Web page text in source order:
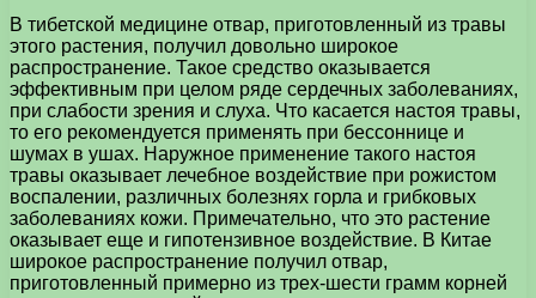
В тибетской медицине отвар, приготовленный из травы
этого растения, получил довольно широкое
распространение. Такое средство оказывается
эффективным при целом ряде сердечных заболеваниях,
при слабости зрения и слуха. Что касается настоя травы,
то его рекомендуется применять при бессоннице и
шумах в ушах. Наружное применение такого настоя
травы оказывает лечебное воздействие при рожистом
воспалении, различных болезнях горла и грибковых
заболеваниях кожи. Примечательно, что это растение
оказывает еще и гипотензивное воздействие. В Китае
широкое распространение получил отвар,
приготовленный примерно из трех-шести грамм корней